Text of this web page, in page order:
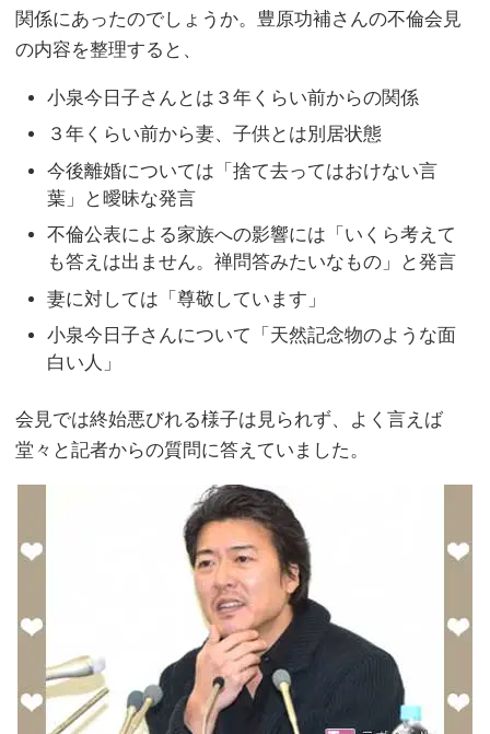
関係にあったのでしょうか。豊原功補さんの不倫会見
の内容を整理すると、
小泉今日子さんとは３年くらい前からの関係
３年くらい前から妻、子供とは別居状態
今後離婚については「捨て去ってはおけない言
葉」と曖昧な発言
不倫公表による家族への影響には「いくら考えて
も答えは出ません。禅問答みたいなもの」と発言
妻に対しては「尊敬しています」
小泉今日子さんについて「天然記念物のような面
白い人」
会見では終始悪びれる様子は見られず、よく言えば
堂々と記者からの質問に答えていました。